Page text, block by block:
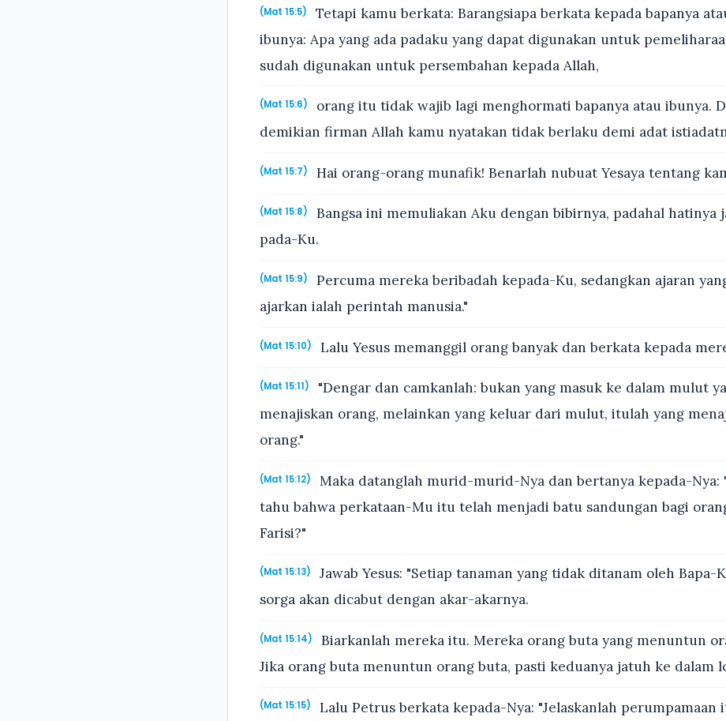
(Mat 15:5)
Tetapi kamu berkata: Barangsiapa berkata kepada bapanya
ibunya: Apa yang ada padaku yang dapat digunakan untuk
sudah digunakan untuk persembahan kepada Allah,
(Mat 15:6)
orang itu tidak wajib lagi menghormati bapanya atau ibunya.
demikian firman Allah kamu nyatakan tidak berlaku demi adat
(Mat 15:7) Hai orang-orang munafik! Benarlah nubuat Yesaya tentang
(Mat 15:8)
Bangsa ini memuliakan Aku dengan bibirnya, padahal hatinya
pada-Ku.
(Mat 15:9)
Percuma mereka beribadah kepada-Ku, sedangkan ajaran
ajarkan ialah perintah manusia."
(Mat 15:10) Lalu Yesus memanggil orang banyak dan berkata kepada
(Mat 15:11)
"Dengar dan camkanlah: bukan yang masuk ke dalam mulut
menajiskan orang, melainkan yang keluar dari mulut, itulah yang
orang."
(Mat 15:12)
Maka datanglah murid-murid-Nya dan bertanya kepada-Nya:
tahu bahwa perkataan-Mu itu telah menjadi batu sandungan bagi
Farisi?"
(Mat 15:13)
Jawab Yesus: "Setiap tanaman yang tidak ditanam oleh Bapa-
sorga akan dicabut dengan akar-akarnya.
(Mat 15:14)
Biarkanlah mereka itu. Mereka orang buta yang menuntun
Jika orang buta menuntun orang buta, pasti keduanya jatuh ke dalam
(Mat 15:15)
Lalu Petrus berkata kepada-Nya: "Jelaskanlah perumpamaan